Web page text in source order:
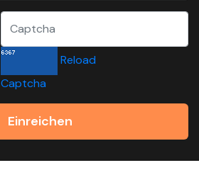
Reload
Captcha
Einreichen